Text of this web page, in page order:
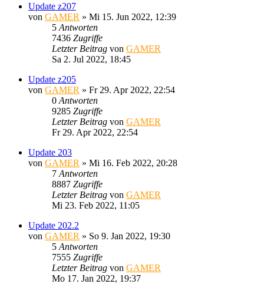
Update z207
von GAMER » Mi 15. Jun 2022, 12:39
5 Antworten
7436 Zugriffe
Letzter Beitrag von GAMER
Sa 2. Jul 2022, 18:45
Update z205
von GAMER » Fr 29. Apr 2022, 22:54
0 Antworten
9285 Zugriffe
Letzter Beitrag von GAMER
Fr 29. Apr 2022, 22:54
Update 203
von GAMER » Mi 16. Feb 2022, 20:28
7 Antworten
8887 Zugriffe
Letzter Beitrag von GAMER
Mi 23. Feb 2022, 11:05
Update 202.2
von GAMER » So 9. Jan 2022, 19:30
5 Antworten
7555 Zugriffe
Letzter Beitrag von GAMER
Mo 17. Jan 2022, 19:37